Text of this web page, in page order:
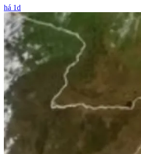
há 1d